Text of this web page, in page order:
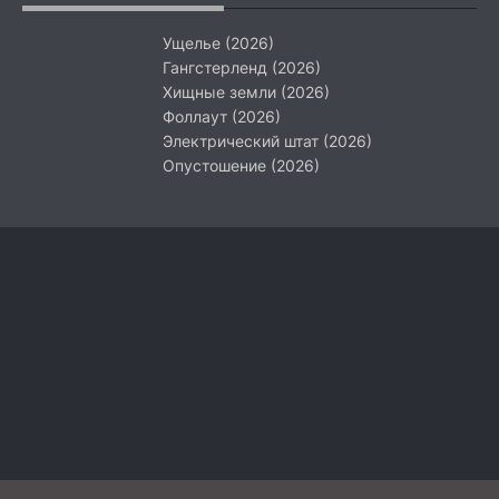
Ущелье (2026)
Гангстерленд (2026)
Хищные земли (2026)
Фоллаут (2026)
Электрический штат (2026)
Опустошение (2026)